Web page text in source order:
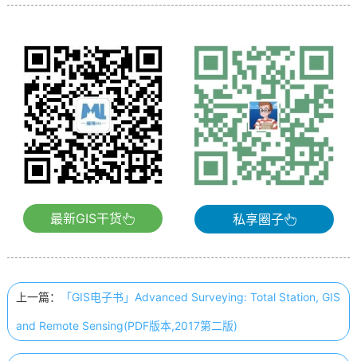
最新GIS干货 私享圈子
上一篇： 「GIS电子书」Advanced Surveying: Total Station, GIS
and Remote Sensing(PDF版本,2017第二版)